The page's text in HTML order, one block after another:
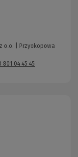
o.o. | Przyokopowa
801 04 45 45